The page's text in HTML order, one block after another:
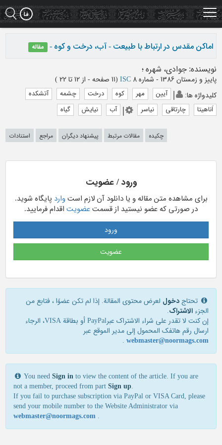
Skip
to
main
اماکن مقدس در ارتباط با طبیعت - آب، درخت و کوه - مقاله
نویسنده: جوادی، شهره ؛
پاییز و زمستان 1386 - شماره 8 ISC (‎11 صفحه - از 12 تا 22 )
کلیدواژه ها: آیین مهر کوه درخت چشمه آتشکده
اَناهیتا چارتاقی نیاسر آب نیایش گیاه
چکیده مقالات مرتبط پیشنهاد دیگران مراجع استنادات
ورود / عضویت
برای مشاهده متن مقاله و یا دانلود آن لازم استوارد پایگاه شوید.
در صورتی که عضو نیستید از قسمت عضویت اقدام فرمایید.
ورود
عضویت
تحتاج دخول لعرض محتوى المقالة. إذا لم تكن عضوًا ، فتابع من
الجزء الاشتراک.
إن كنت لا تقدر علی شراء الاشتراك عبرPayPal أو بطاقة VISA، الرجاء
ارسال رقم هاتفك المحمول إلی مدير الموقع عبر
webmaster@noormags.com
.
You need Sign in to view the content of the article. If you are
not a member, proceed from part Sign up.
If you fail to purchase subscription via PayPal or VISA Card, please
send your mobile number to the Website Administrator via
webmaster@noormags.com .